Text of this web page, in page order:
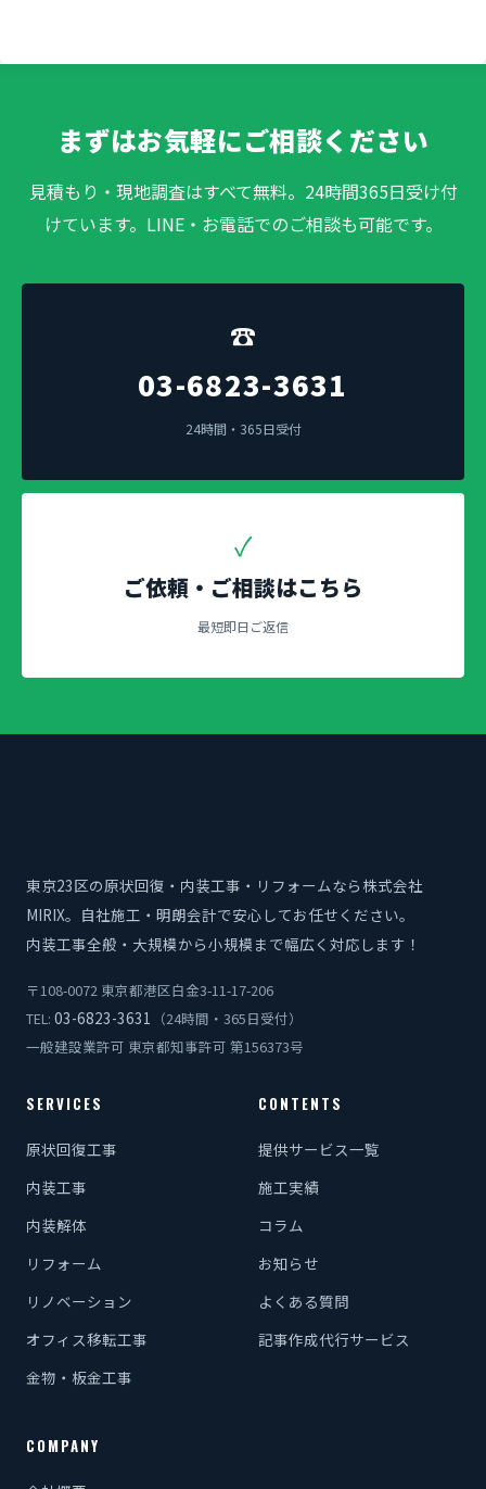
まずはお気軽にご相談ください
見積もり・現地調査はすべて無料。24時間365日受け付
けています。LINE・お電話でのご相談も可能です。
☎
03-6823-3631
24時間・365日受付
✓
ご依頼・ご相談はこちら
最短即日ご返信
東京23区の原状回復・内装工事・リフォームなら株式会社
MIRIX。自社施工・明朗会計で安心してお任せください。
内装工事全般・大規模から小規模まで幅広く対応します！
〒108-0072 東京都港区白金3-11-17-206
TEL: 03-6823-3631
（24時間・365日受付）
一般建設業許可 東京都知事許可 第156373号
SERVICES
原状回復工事
内装工事
内装解体
リフォーム
リノベーション
オフィス移転工事
金物・板金工事
CONTENTS
提供サービス一覧
施工実績
コラム
お知らせ
よくある質問
記事作成代行サービス
COMPANY